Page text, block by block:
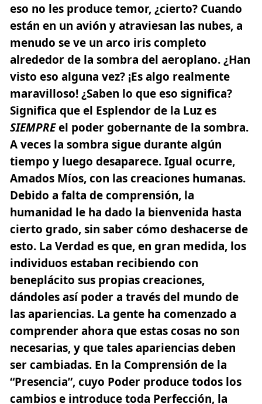
eso no les produce temor, ¿cierto? Cuando
están en un avión y atraviesan las nubes, a
menudo se ve un arco iris completo
alrededor de la sombra del aeroplano. ¿Han
visto eso alguna vez? ¡Es algo realmente
maravilloso! ¿Saben lo que eso significa?
Significa que el Esplendor de la Luz es
SIEMPREel poder gobernante de la sombra.
A veces la sombra sigue durante algún
tiempo y luego desaparece. Igual ocurre,
Amados Míos, con las creaciones humanas.
Debido a falta de comprensión, la
humanidad le ha dado la bienvenida hasta
cierto grado, sin saber cómo deshacerse de
esto. La Verdad es que, en gran medida, los
individuos estaban recibiendo con
beneplácito sus propias creaciones,
dándoles así poder a través del mundo de
las apariencias. La gente ha comenzado a
comprender ahora que estas cosas no son
necesarias, y que tales apariencias deben
ser cambiadas. En la Comprensión de la
“Presencia”, cuyo Poder produce todos los
cambios e introduce toda Perfección, la